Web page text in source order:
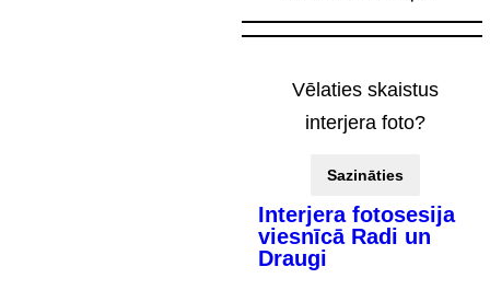
Vēlaties skaistus
interjera foto?
Sazināties
Interjera fotosesija
viesnīcā Radi un
Draugi